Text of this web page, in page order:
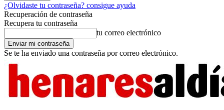
¿Olvidaste tu contraseña? consigue ayuda
Recuperación de contraseña
Recupera tu contraseña
tu correo electrónico
Se te ha enviado una contraseña por correo electrónico.